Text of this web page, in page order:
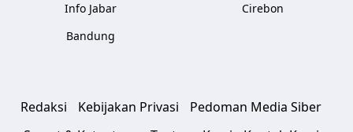
Info Jabar
Bandung
Cirebon
Redaksi Kebijakan Privasi
Pedoman Media Siber